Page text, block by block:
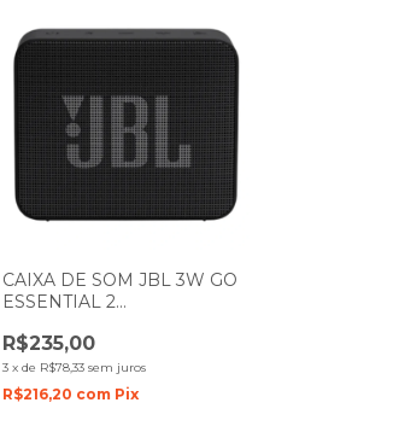
CAIXA DE SOM JBL 3W GO
ESSENTIAL 2
R$235,00
3 x de R$78,33 sem juros
R$216,20 com Pix